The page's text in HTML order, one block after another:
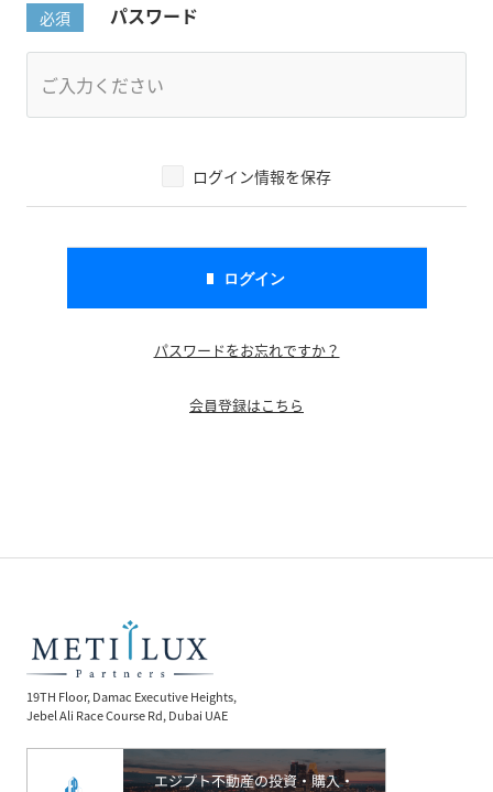
パスワード
ログイン情報を保存
パスワードをお忘れですか？
会員登録はこちら
19TH Floor, Damac Executive Heights,
Jebel Ali Race Course Rd, Dubai UAE